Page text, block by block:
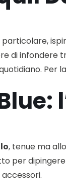
di infondere
Per
, tenue ma
per